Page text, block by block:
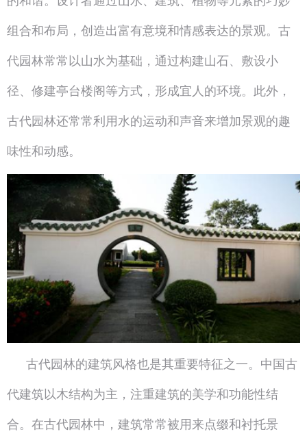
组合和布局，创造出富有意境和情感表达的景观。古
代园林常常以山水为基础，通过构建山石、敷设小
径、修建亭台楼阁等方式，形成宜人的环境。此外，
古代园林还常常利用水的运动和声音来增加景观的趣
味性和动感。
古代园林的建筑风格也是其重要特征之一。中国古
代建筑以木结构为主，注重建筑的美学和功能性结
合。在古代园林中，建筑常常被用来点缀和衬托景